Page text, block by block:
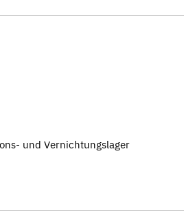
und Vernichtungslager